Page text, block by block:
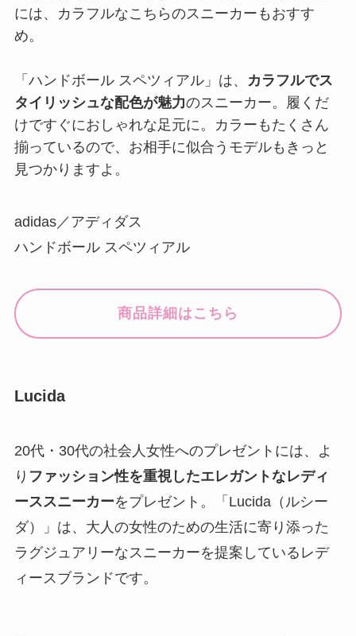
には、カラフルなこちらのスニーカーもおすす
め。
「ハンドボール スペツィアル」は、
カラフルでス
タイリッシュな配色が魅力のスニーカー。履くだ
けですぐにおしゃれな足元に。カラーもたくさん
揃っているので、お相手に似合うモデルもきっと
見つかりますよ。
adidas／アディダス
ハンドボール スペツィアル
商品詳細はこちら
Lucida
20代・30代の社会人女性へのプレゼントには、よ
り ファッション性を重視したエレガントなレディ
ーススニーカーをプレゼント。「Lucida（ルシー
ダ）」は、大人の女性のための生活に寄り添った
ラグジュアリーなスニーカーを提案しているレデ
ィースブランドです。